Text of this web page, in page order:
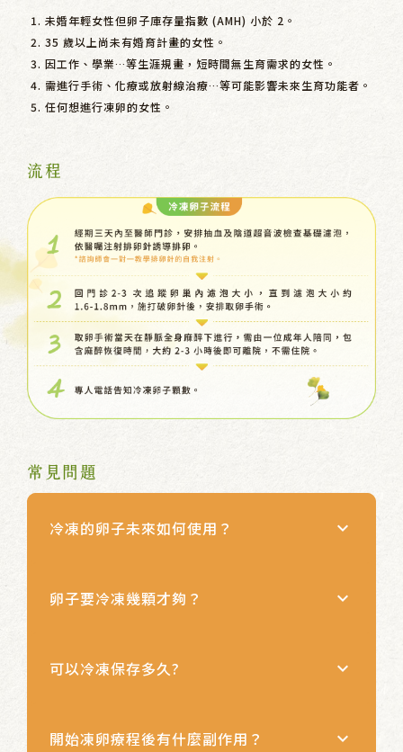
未婚年輕女性但卵子庫存量指數 (AMH) 小於 2。
35 歲以上尚未有婚育計畫的女性。
因工作、學業…等生涯規畫，短時間無生育需求的女性。
需進行手術、化療或放射線治療…等可能影響未來生育功能者。
任何想進行凍卵的女性。
流程
常見問題
冷凍的卵子未來如何使用？ keyboard_arrow_down
卵子要冷凍幾顆才夠？ keyboard_arrow_down
可以冷凍保存多久? keyboard_arrow_down
開始凍卵療程後有什麼副作用？ keyboard_arrow_down